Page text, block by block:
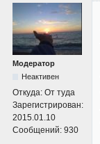
Модератор
Неактивен
Откуда: От туда
Зарегистрирован:
2015.01.10
Сообщений: 930